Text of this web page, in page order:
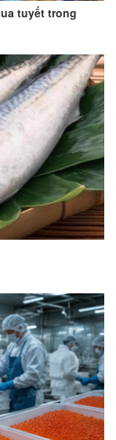
tuyết trong